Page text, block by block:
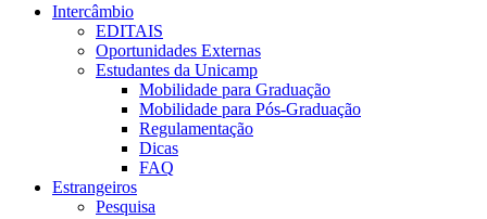
Intercâmbio
EDITAIS
Oportunidades Externas
Estudantes da Unicamp
Mobilidade para Graduação
Mobilidade para Pós-Graduação
Regulamentação
Dicas
FAQ
Estrangeiros
Pesquisa